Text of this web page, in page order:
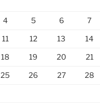
4 5 6 7
11 12 13 14
18 19 20 21
25 26 27 28